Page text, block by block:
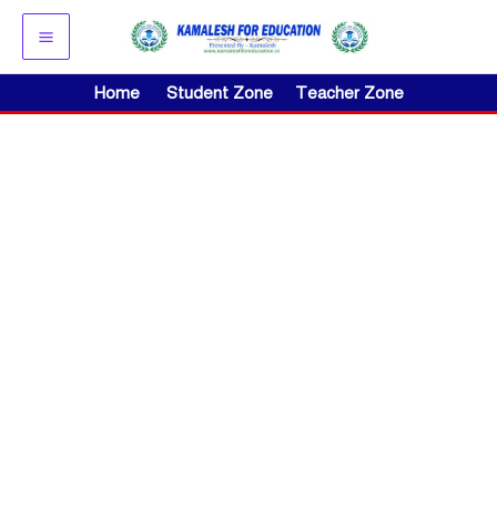
Skip
content
Home Student Zone Teacher Zone